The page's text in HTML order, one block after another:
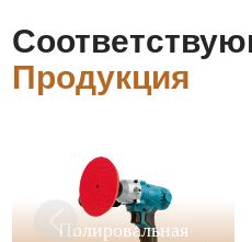
Продукция
Полировальная